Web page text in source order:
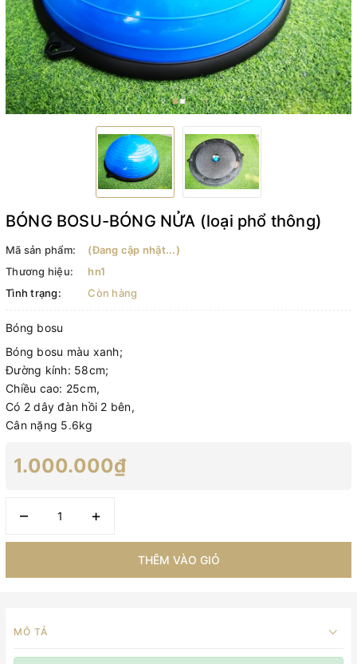
BÓNG BOSU-BÓNG NỬA (loại phổ thông)
Mã sản phẩm:
(Đang cập nhật...)
Thương hiệu:
hn1
Tình trạng:
Còn hàng
Bóng bosu
Bóng bosu màu xanh;
Đường kính: 58cm;
Chiều cao: 25cm,
Có 2 dây đàn hồi 2 bên,
Cân nặng 5.6kg
1.000.000₫
– +
THÊM VÀO GIỎ
MÔ TẢ